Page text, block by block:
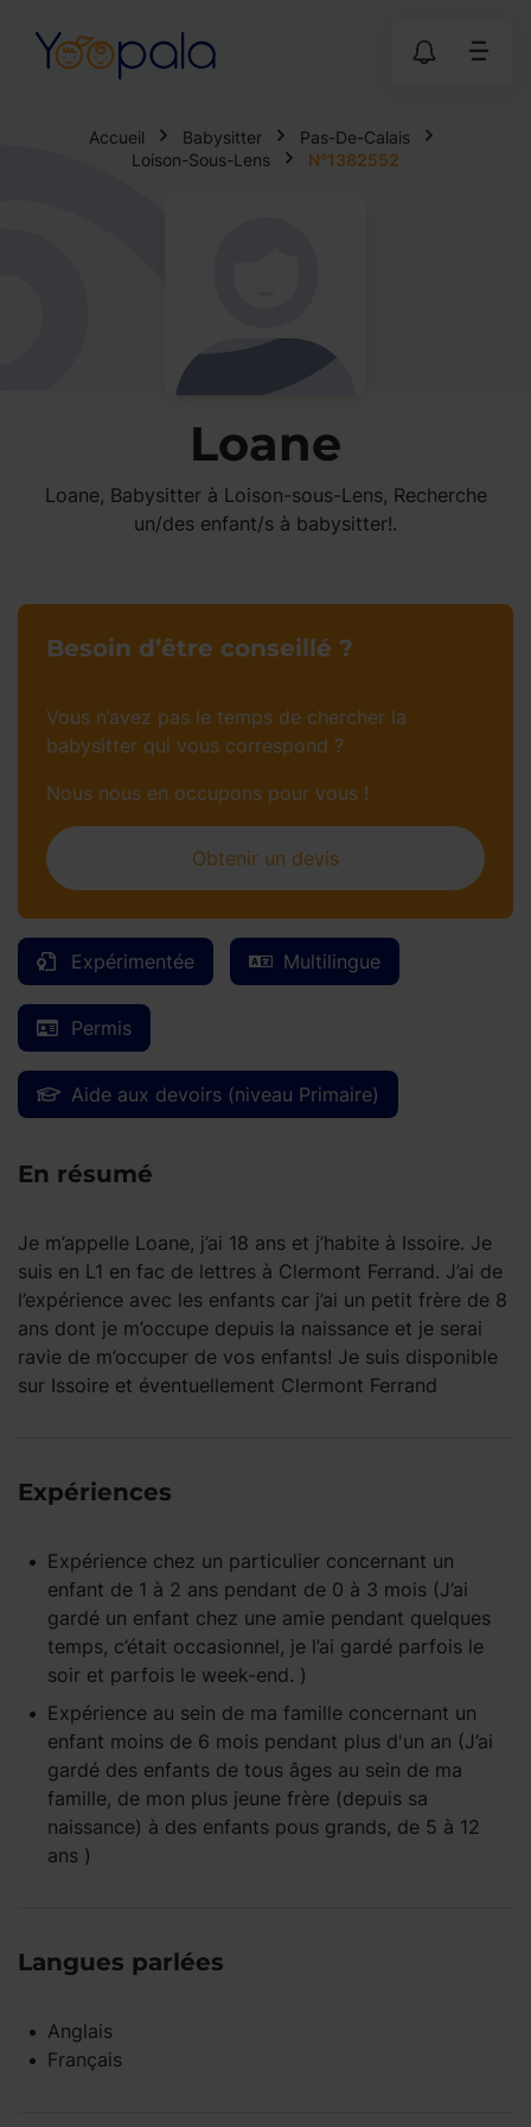
Accueil Babysitter
Pas-De-Calais
Loison-Sous-Lens
N°1382552
Loane
Loane, Babysitter à Loison-sous-Lens, Recherche
un/des enfant/s à babysitter!.
Expérimentée Multilingue
Permis
Aide aux devoirs (niveau Primaire)
En résumé
Je m’appelle Loane, j’ai 18 ans et j’habite à Issoire. Je
suis en L1 en fac de lettres à Clermont Ferrand. J’ai de
l’expérience avec les enfants car j’ai un petit frère de 8
ans dont je m’occupe depuis la naissance et je serai
ravie de m’occuper de vos enfants! Je suis disponible
sur Issoire et éventuellement Clermont Ferrand
Expériences
Expérience chez un particulier concernant un
enfant de 1 à 2 ans pendant de 0 à 3 mois (J’ai
gardé un enfant chez une amie pendant quelques
temps, c’était occasionnel, je l’ai gardé parfois le
soir et parfois le week-end. )
Expérience au sein de ma famille concernant un
enfant moins de 6 mois pendant plus d'un an (J’ai
gardé des enfants de tous âges au sein de ma
famille, de mon plus jeune frère (depuis sa
naissance) à des enfants pous grands, de 5 à 12
ans )
Langues parlées
Anglais
Français
Besoin d’être conseillé ?
Vous n’avez pas le temps de chercher la
babysitter qui vous correspond ?
Nous nous en occupons pour vous !
Obtenir un devis